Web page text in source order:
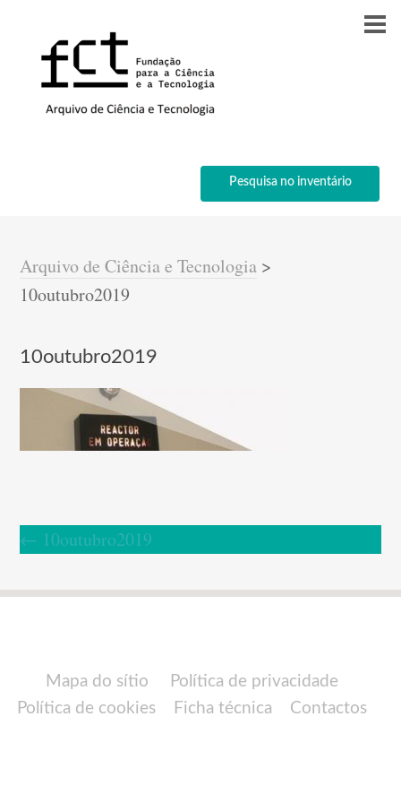
Pesquisa no inventário
Arquivo de Ciência e Tecnologia >
10outubro2019
10outubro2019
← 10outubro2019
Mapa do sítio
Política de privacidade
Política de cookies
Ficha técnica Contactos